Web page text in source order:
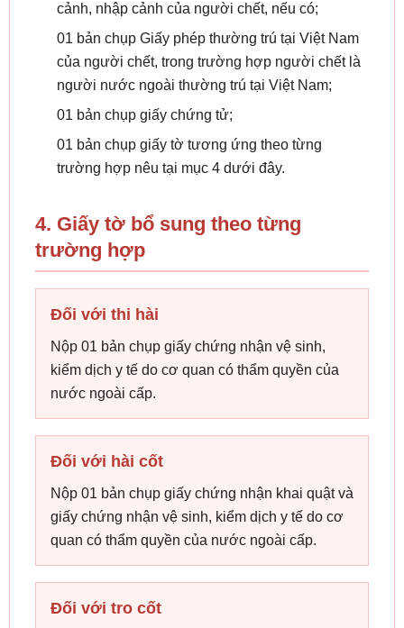
cảnh, nhập cảnh của người chết, nếu có;
01 bản chụp Giấy phép thường trú tại Việt Nam
của người chết, trong trường hợp người chết là
người nước ngoài thường trú tại Việt Nam;
01 bản chụp giấy chứng tử;
01 bản chụp giấy tờ tương ứng theo từng
trường hợp nêu tại mục 4 dưới đây.
4. Giấy tờ bổ sung theo từng
trường hợp
Đối với thi hài
Nộp 01 bản chụp giấy chứng nhận vệ sinh,
kiểm dịch y tế do cơ quan có thẩm quyền của
nước ngoài cấp.
Đối với hài cốt
Nộp 01 bản chụp giấy chứng nhận khai quật và
giấy chứng nhận vệ sinh, kiểm dịch y tế do cơ
quan có thẩm quyền của nước ngoài cấp.
Đối với tro cốt